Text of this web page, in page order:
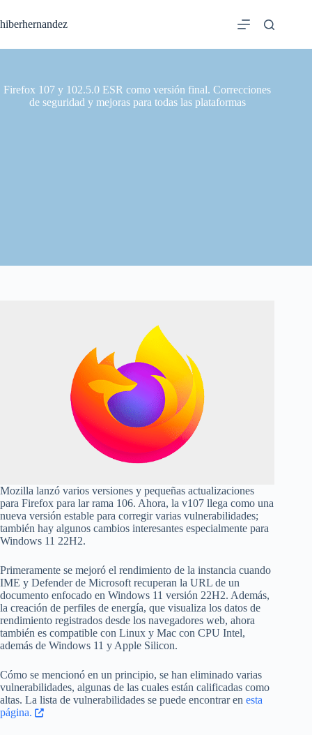
al
contenido
hiberhernandez
Firefox 107 y 102.5.0 ESR como versión final. Correcciones
de seguridad y mejoras para todas las plataformas
Mozilla lanzó varios versiones y pequeñas actualizaciones
para Firefox para lar rama 106. Ahora, la v107 llega como una
nueva versión estable para corregir varias vulnerabilidades;
también hay algunos cambios interesantes especialmente para
Windows 11 22H2.
Primeramente se mejoró el rendimiento de la instancia cuando
IME y Defender de Microsoft recuperan la URL de un
documento enfocado en Windows 11 versión 22H2. Además,
la creación de perfiles de energía, que visualiza los datos de
rendimiento registrados desde los navegadores web, ahora
también es compatible con Linux y Mac con CPU Intel,
además de Windows 11 y Apple Silicon.
Cómo se mencionó en un principio, se han eliminado varias
vulnerabilidades, algunas de las cuales están calificadas como
altas. La lista de vulnerabilidades se puede encontrar en esta
página.